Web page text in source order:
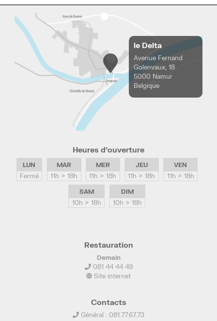
le Delta
Avenue Fernand
Golenvaux, 18
5000 Namur
Belgique
Heures d’ouverture
LUN
Fermé
MAR
11h > 18h
MER
11h > 18h
JEU
11h > 18h
VEN
11h > 18h
SAM
10h > 18h
DIM
10h > 18h
Restauration
Demain
081 44 44 49
Site internet
Contacts
Général : 081.77.67.73